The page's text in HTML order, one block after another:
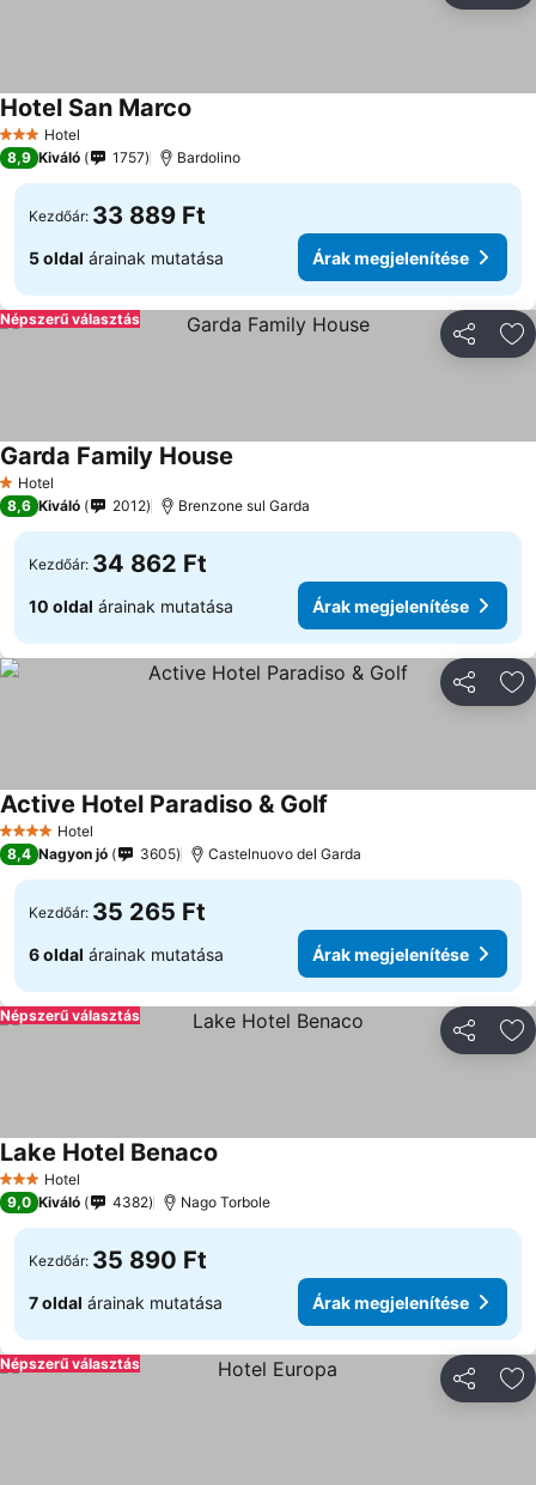
3 Kategória
Hotel
Hotel San Marco
8,9 Kiváló 1757 Bardolino
Kezdőár: 33 889 Ft
5 oldal árainak mutatása Árak megjelenítése
Népszerű választás
1 Kategória
Hotel
Garda Family House
8,6 Kiváló 2012 Brenzone sul Garda
Kezdőár: 34 862 Ft
10 oldal árainak mutatása Árak megjelenítése
4 KategóriaHotel
Active Hotel Paradiso & Golf
8,4 Nagyon jó 3605 Castelnuovo del Garda
Kezdőár: 35 265 Ft
6 oldal árainak mutatása Árak megjelenítése
Népszerű választás
3 Kategória
Hotel
Lake Hotel Benaco
9,0 Kiváló 4382 Nago Torbole
Kezdőár: 35 890 Ft
7 oldal árainak mutatása Árak megjelenítése
Népszerű választás